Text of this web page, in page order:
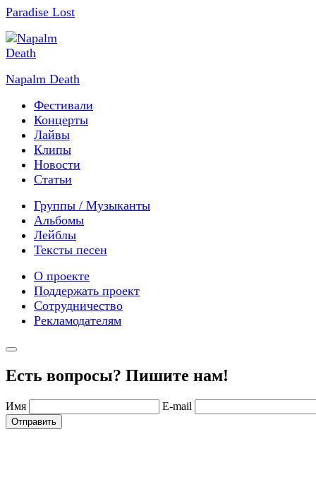
Paradise Lost
Napalm Death
Фестивали
Концерты
Лайвы
Клипы
Новости
Статьи
Группы / Музыканты
Альбомы
Лейблы
Тексты песен
О проекте
Поддержать проект
Сотрудничество
Рекламодателям
Есть вопросы? Пишите нам!
Имя E-mail